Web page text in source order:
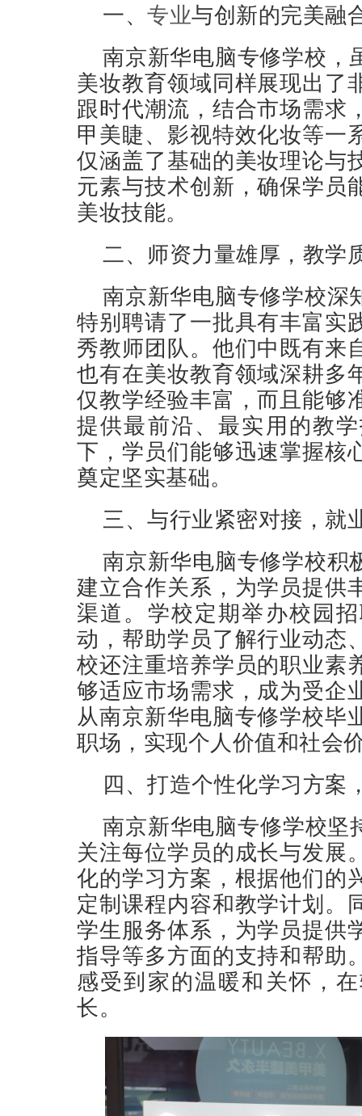
一、 专业与创新的完美融
南京新华电脑专修学校，
美妆教育领域同样展现出了
跟时代潮流，结合市场需求
甲美睫、影视特效化妆等一
仅涵盖了基础的美妆理论与
元素与技术创新，确保学员
美妆技能。
二、师资力量雄厚，教学
南京新华电脑专修学校深
特别聘请了一批具有丰富实
秀教师团队。他们中既有来
也有在美妆教育领域深耕多
仅教学经验丰富，而且能够
提供最前沿、最实用的教
下，学员们能够迅速掌握核
奠定坚实基础。
三、与行业紧密对接，就
南京新华电脑专修学校积
建立合作关系，为学员提供
渠道。学校定期举办校园
动，帮助学员了解行业动态
校还注重培养学员的职业素
够适应市场需求，成为受企
从南京新华电脑专修学校毕
职场，实现个人价值和社会
四、打造个性化学习方案
南京新华电脑专修学校坚
关注每位学员的成长与发展
化的学习方案，根据他们的
定制课程内容和教学计划。
学生服务体系，为学员提供
指导等多方面的支持和帮助
感受到家的温暖和关怀，
长。